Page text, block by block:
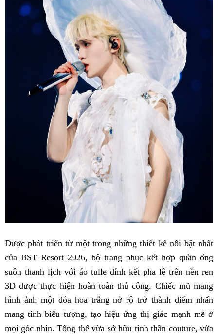
Được phát triển từ một trong những thiết kế nổi bật nhất
của BST Resort 2026, bộ trang phục kết hợp quần ống
suôn thanh lịch với áo tulle đính kết pha lê trên nền ren
3D được thực hiện hoàn toàn thủ công. Chiếc mũ mang
hình ảnh một đóa hoa trắng nở rộ trở thành điểm nhấn
mang tính biểu tượng, tạo hiệu ứng thị giác mạnh mẽ ở
mọi góc nhìn. Tổng thể vừa sở hữu tinh thần couture, vừa